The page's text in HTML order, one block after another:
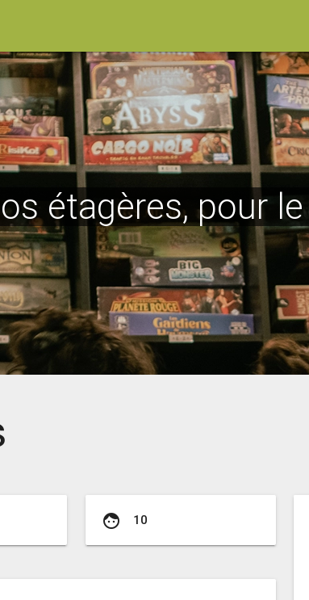
étagères, pour
face 10